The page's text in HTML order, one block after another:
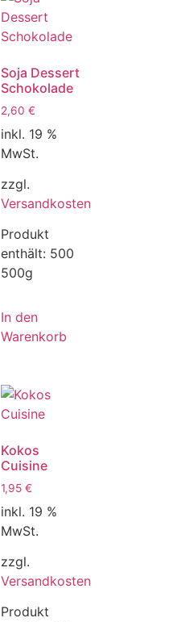
Soja Dessert
Schokolade
2,60 €
inkl. 19 %
MwSt.
zzgl.
Versandkosten
Produkt
enthält: 500
500g
In den
Warenkorb
Kokos
Cuisine
1,95 €
inkl. 19 %
MwSt.
zzgl.
Versandkosten
Produkt